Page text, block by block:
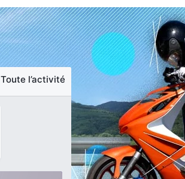
Toute l’activité